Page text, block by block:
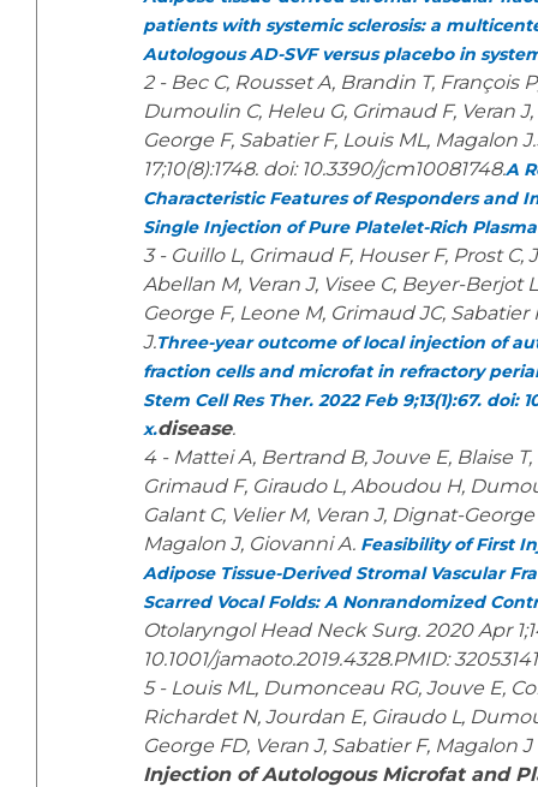
patients with systemic sclerosis: a
Autologous AD-SVF versus placebo in
2 - Bec C, Rousset A, Brandin T, François
Dumoulin C, Heleu G, Grimaud F, Veran
George F, Sabatier F, Louis ML, Magalon
17;10(8):1748. doi: 10.3390/jcm10081748.A
Characteristic Features of Responders and
Single Injection of Pure Platelet-Rich
3 - Guillo L, Grimaud F, Houser F, Prost C,
Abellan M, Veran J, Visee C, Beyer-Berjot
George F, Leone M, Grimaud JC, Sabatier
J.Three-year outcome of local injection of
fraction cells and microfat in refractory
Stem Cell Res Ther. 2022 Feb 9;13(1):67. doi:
x.disease.
4 - Mattei A, Bertrand B, Jouve E, Blaise
Grimaud F, Giraudo L, Aboudou H,
Galant C, Velier M, Veran J, Dignat-
Magalon J, Giovanni A. Feasibility of First
Adipose Tissue-Derived Stromal Vascular
Scarred Vocal Folds: A Nonrandomized
Otolaryngol Head Neck Surg. 2020 Apr
10.1001/jamaoto.2019.4328.PMID: 32053141
5 - Louis ML, Dumonceau RG, Jouve E,
Richardet N, Jourdan E, Giraudo L,
George FD, Veran J, Sabatier F, Magalon J
Injection of Autologous Microfat and